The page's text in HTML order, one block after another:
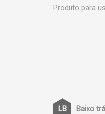
Produto para
Baixo